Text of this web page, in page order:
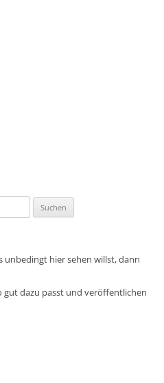
unbedingt hier sehen willst, dann
gut dazu passt und veröffentlichen